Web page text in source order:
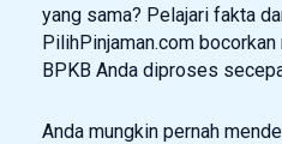
yang sama? Pelajari fakta
PilihPinjaman.com bocorkan
BPKB Anda diproses
Anda mungkin pernah